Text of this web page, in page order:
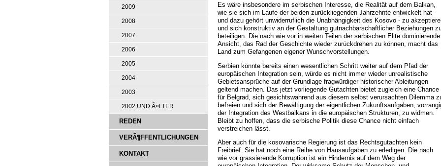
2009
2008
2007
2006
2005
2004
2003
2002 UND Ã¤LTER
REDEN
VERÃ¶FFENTLICHUNGEN
KONTAKT
Es wäre insbesondere im serbischen Interesse, die Realität auf dem Balkan,
wie sie sich im Laufe der beiden zurückliegenden Jahrzehnte entwickelt hat -
und dazu gehört unwiderruflich die Unabhängigkeit des Kosovo - zu
und sich konstruktiv an der Gestaltung gutnachbarschaftlicher Beziehungen
beteiligen. Die nach wie vor in weiten Teilen der serbischen Elite dominierende
Ansicht, das Rad der Geschichte wieder zurückdrehen zu können, macht das
Land zum Gefangenen eigener Wunschvorstellungen.
Serbien könnte bereits einen wesentlichen Schritt weiter auf dem Pfad der
europäischen Integration sein, würde es nicht immer wieder unrealistische
Gebietsansprüche auf der Grundlage fragwürdiger historischer Ableitungen
geltend machen. Das jetzt vorliegende Gutachten bietet zugleich eine Chance
für Belgrad, sich gesichtswahrend aus diesem selbst verursachten Dilemma
befreien und sich der Bewältigung der eigentlichen Zukunftsaufgaben,
der Integration des Westbalkans in die europäischen Strukturen, zu widmen.
Bleibt zu hoffen, dass die serbische Politik diese Chance nicht einfach
verstreichen lässt.
Aber auch für die kosovarische Regierung ist das Rechtsgutachten kein
Freibrief. Sie hat noch eine Reihe von Hausaufgaben zu erledigen. Die nach
wie vor grassierende Korruption ist ein Hindernis auf dem Weg der